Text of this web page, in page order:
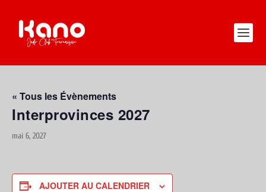
« Tous les Évènements
Interprovinces 2027
mai 6, 2027
AJOUTER AU CALENDRIER